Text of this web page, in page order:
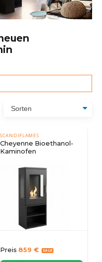
SCANDIFLAMES
Cheyenne Bioethanol-
Kaminofen
Preis 859 €